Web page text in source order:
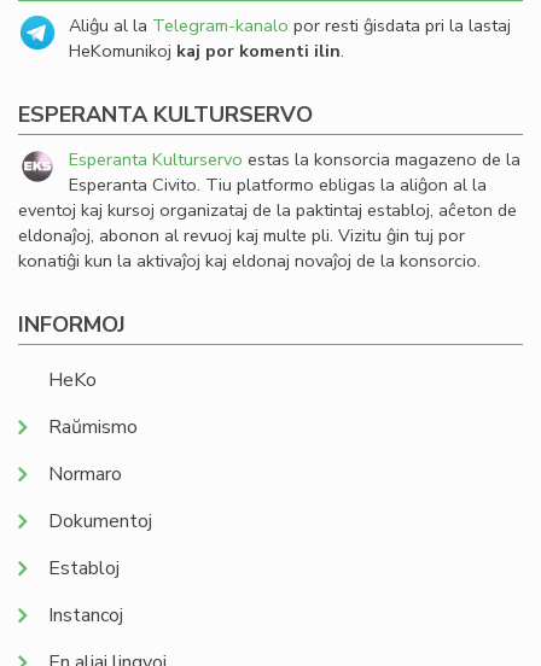
Aliĝu al la Telegram-kanalo por resti ĝisdata pri la lastaj
HeKomunikoj kaj por komenti ilin.
ESPERANTA KULTURSERVO
Esperanta Kulturservo estas la konsorcia magazeno de la
Esperanta Civito. Tiu platformo ebligas la aliĝon al la
eventoj kaj kursoj organizataj de la paktintaj establoj, aĉeton de
eldonaĵoj, abonon al revuoj kaj multe pli. Vizitu ĝin tuj por
konatiĝi kun la aktivaĵoj kaj eldonaj novaĵoj de la konsorcio.
INFORMOJ
HeKo
Raŭmismo
Normaro
Dokumentoj
Establoj
Instancoj